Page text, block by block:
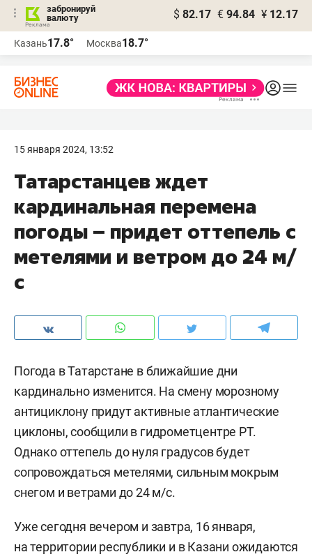
забронируй
валюту
$ 82.17 € 94.84 ¥ 12.17
Казань17.8° Москва18.7°
15 января 2024, 13:52
Татарстанцев ждет
кардинальная перемена
погоды – придет оттепель с
метелями и ветром до 24 м/
с
Погода в Татарстане в ближайшие дни
кардинально изменится. На смену морозному
антициклону придут активные атлантические
циклоны, сообщили в гидрометцентре РТ.
Однако оттепель до нуля градусов будет
сопровождаться метелями, сильным мокрым
снегом и ветрами до 24 м/с.
Уже сегодня вечером и завтра, 16 января,
на территории республики и в Казани ожидаются